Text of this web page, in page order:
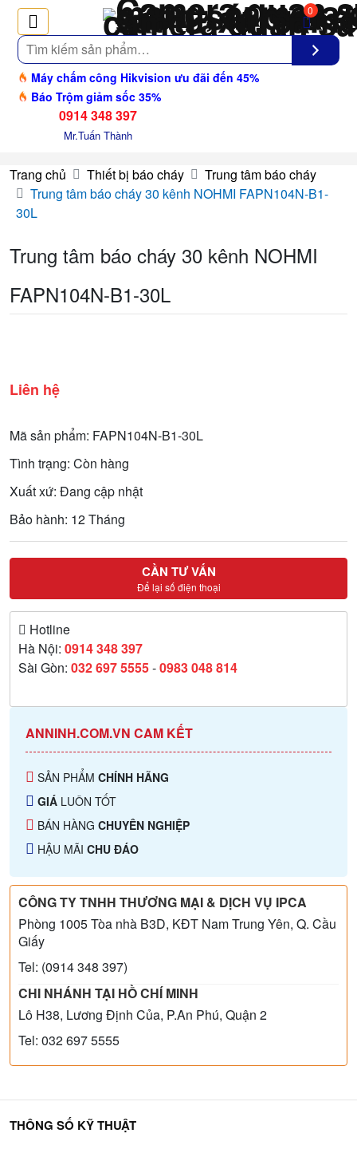
Tìm
kiếm
Máy chấm công Hikvision ưu đãi đến 45%
Báo Trộm giảm sốc 35%
0
0914 348 397
Mr.Tuấn Thành
Trang chủ Thiết bị báo cháy
Trung tâm báo cháy
Trung tâm báo cháy 30 kênh NOHMI FAPN104N-B1-
30L
Trung tâm báo cháy 30 kênh NOHMI
FAPN104N-B1-30L
Liên hệ
Mã sản phẩm: FAPN104N-B1-30L
Tình trạng: Còn hàng
Xuất xứ: Đang cập nhật
Bảo hành: 12 Tháng
CẦN TƯ VẤN
Để lại số điện thoại
Hotline
Hà Nội: 0914 348 397
Sài Gòn: 032 697 5555-0983 048 814
ANNINH.COM.VN CAM KẾT
SẢN PHẨM CHÍNH HÃNG
GIÁ LUÔN TỐT
BÁN HÀNG CHUYÊN NGHIỆP
HẬU MÃI CHU ĐÁO
CÔNG TY TNHH THƯƠNG MẠI & DỊCH VỤ IPCA
Phòng 1005 Tòa nhà B3D, KĐT Nam Trung Yên, Q. Cầu
Giấy
Tel: (0914 348 397)
CHI NHÁNH TẠI HỒ CHÍ MINH
Lô H38, Lương Định Của, P.An Phú, Quận 2
Tel: 032 697 5555
THÔNG SỐ KỸ THUẬT